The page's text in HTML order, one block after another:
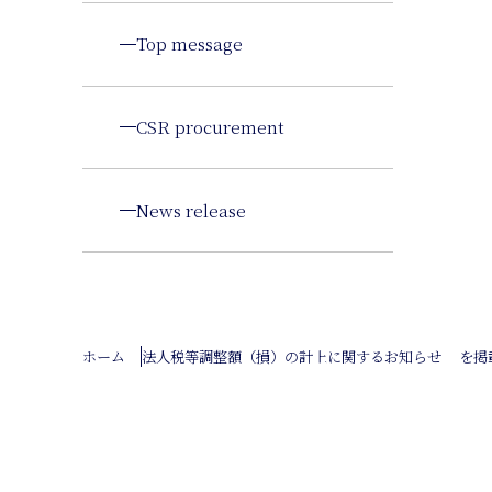
Top message
CSR procurement
News release
ホーム 法人税等調整額（損）の計上に関するお知らせ を掲